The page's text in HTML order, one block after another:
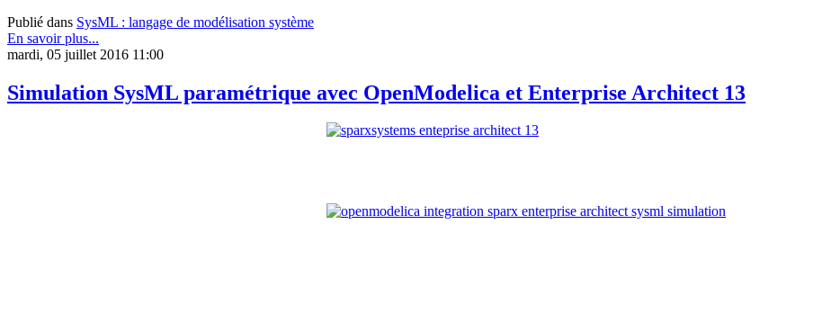
Publié dans SysML : langage de modélisation système
En savoir plus...
mardi, 05 juillet 2016 11:00
Simulation SysML paramétrique avec OpenModelica et Enterprise Architect 13